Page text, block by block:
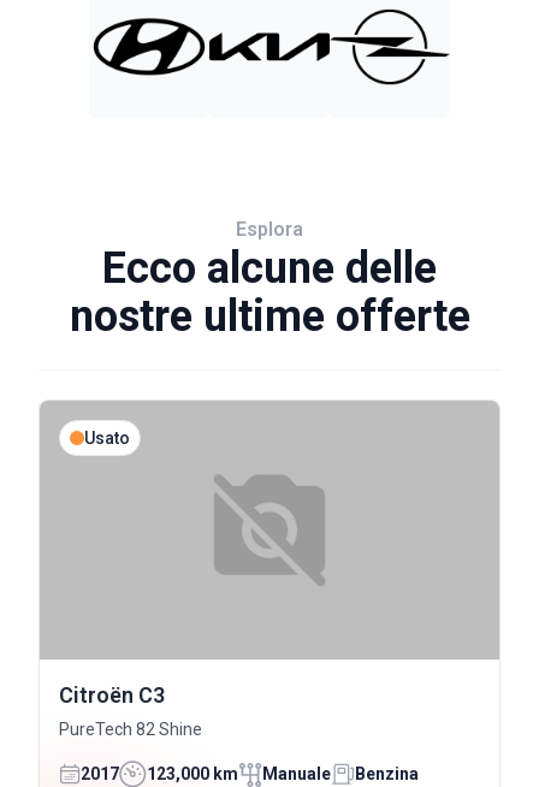
Esplora
Ecco alcune delle
nostre ultime offerte
Usato
Citroën C3
PureTech 82 Shine
2017 123,000 km Manuale Benzina